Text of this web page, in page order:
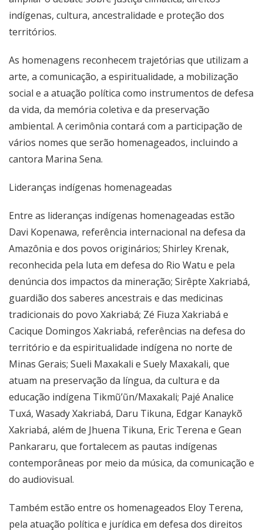
indígenas, cultura, ancestralidade e proteção dos
territórios.
As homenagens reconhecem trajetórias que utilizam a
arte, a comunicação, a espiritualidade, a mobilização
social e a atuação política como instrumentos de defesa
da vida, da memória coletiva e da preservação
ambiental. A cerimônia contará com a participação de
vários nomes que serão homenageados, incluindo a
cantora Marina Sena.
Lideranças indígenas homenageadas
Entre as lideranças indígenas homenageadas estão
Davi Kopenawa, referência internacional na defesa da
Amazônia e dos povos originários; Shirley Krenak,
reconhecida pela luta em defesa do Rio Watu e pela
denúncia dos impactos da mineração; Sirêpte Xakriabá,
guardião dos saberes ancestrais e das medicinas
tradicionais do povo Xakriabá; Zé Fiuza Xakriabá e
Cacique Domingos Xakriabá, referências na defesa do
território e da espiritualidade indígena no norte de
Minas Gerais; Sueli Maxakali e Suely Maxakali, que
atuam na preservação da língua, da cultura e da
educação indígena Tikmũ’ũn/Maxakali; Pajé Analice
Tuxá, Wasady Xakriabá, Daru Tikuna, Edgar Kanaykõ
Xakriabá, além de Jhuena Tikuna, Eric Terena e Gean
Pankararu, que fortalecem as pautas indígenas
contemporâneas por meio da música, da comunicação e
do audiovisual.
Também estão entre os homenageados Eloy Terena,
pela atuação política e jurídica em defesa dos direitos